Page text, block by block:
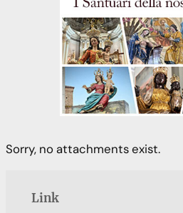
Sorry, no attachments exist.
Link